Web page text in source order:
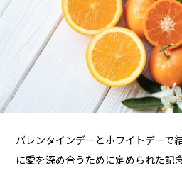
バレンタインデーとホワイトデーで
に愛を深め合うために定められた記